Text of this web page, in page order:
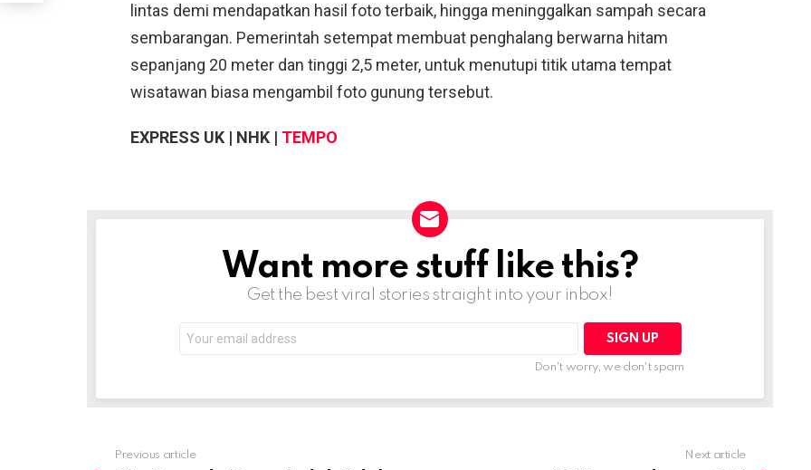
lintas demi mendapatkan hasil foto terbaik, hingga meninggalkan sampah secara
sembarangan. Pemerintah setempat membuat penghalang berwarna hitam
sepanjang 20 meter dan tinggi 2,5 meter, untuk menutupi titik utama tempat
wisatawan biasa mengambil foto gunung tersebut.
EXPRESS UK | NHK | TEMPO
NEWSLETTERWant more stuff like this?
Get the best viral stories straight into your inbox!
address:
Don't worry, we don't spam
Previous article Next article